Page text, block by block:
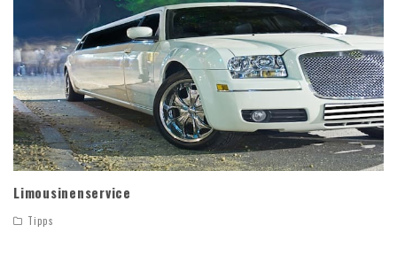
Limousinenservice
Tipps